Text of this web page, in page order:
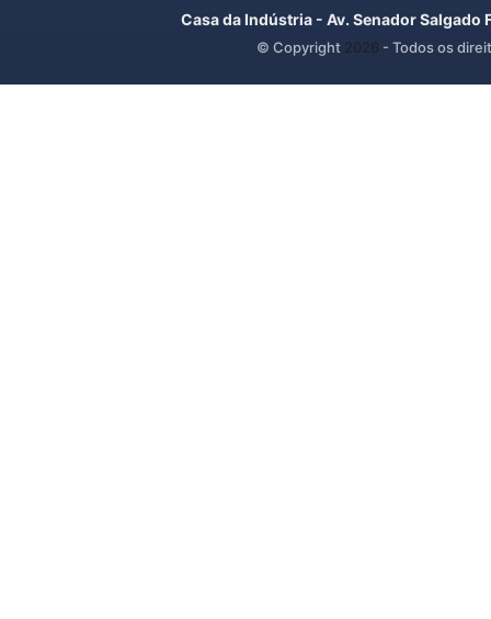
Casa da Indústria - Av. Senador
© Copyright 2026 - Todos os